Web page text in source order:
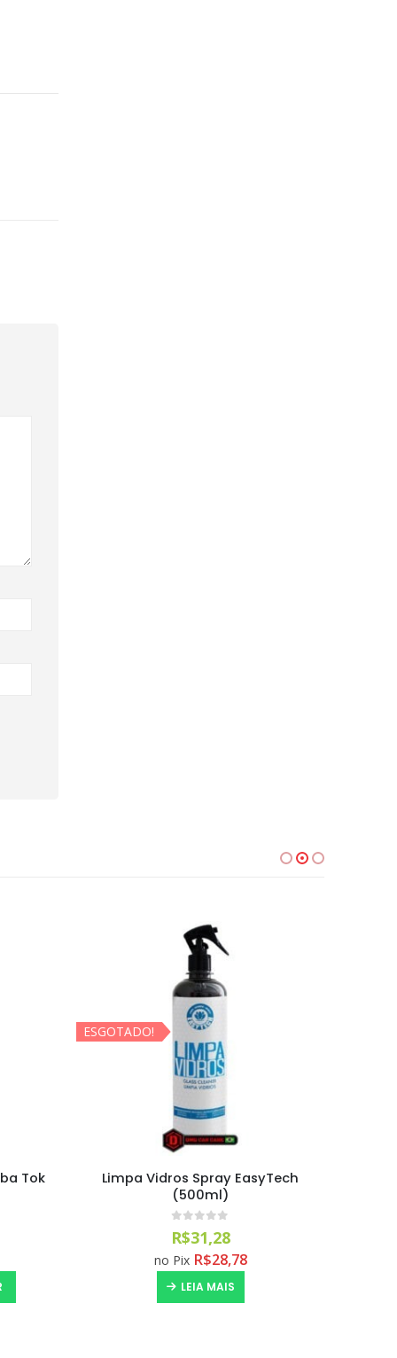
Tok
ESGOTADO!
Limpa Vidros Spray EasyTech
(500ml)
R$31,28
no Pix R$28,78
LEIA MAIS